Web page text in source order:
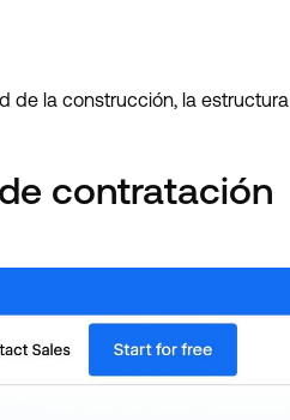
de la construcción, la estructura
contratación